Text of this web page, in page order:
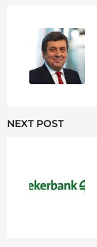
NEXT POST